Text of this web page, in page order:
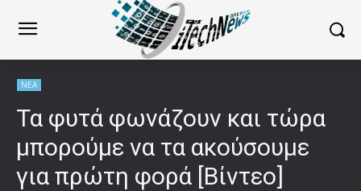
ΝΕΑ
Τα φυτά φωνάζουν και τώρα
μπορούμε να τα ακούσουμε
για πρώτη φορά [Βίντεο]